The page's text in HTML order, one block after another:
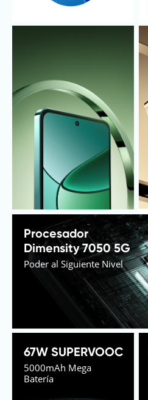
Procesador
Dimensity 7050 5G
Poder al Siguiente Nivel
67W SUPERVOOC
5000mAh Mega
Batería